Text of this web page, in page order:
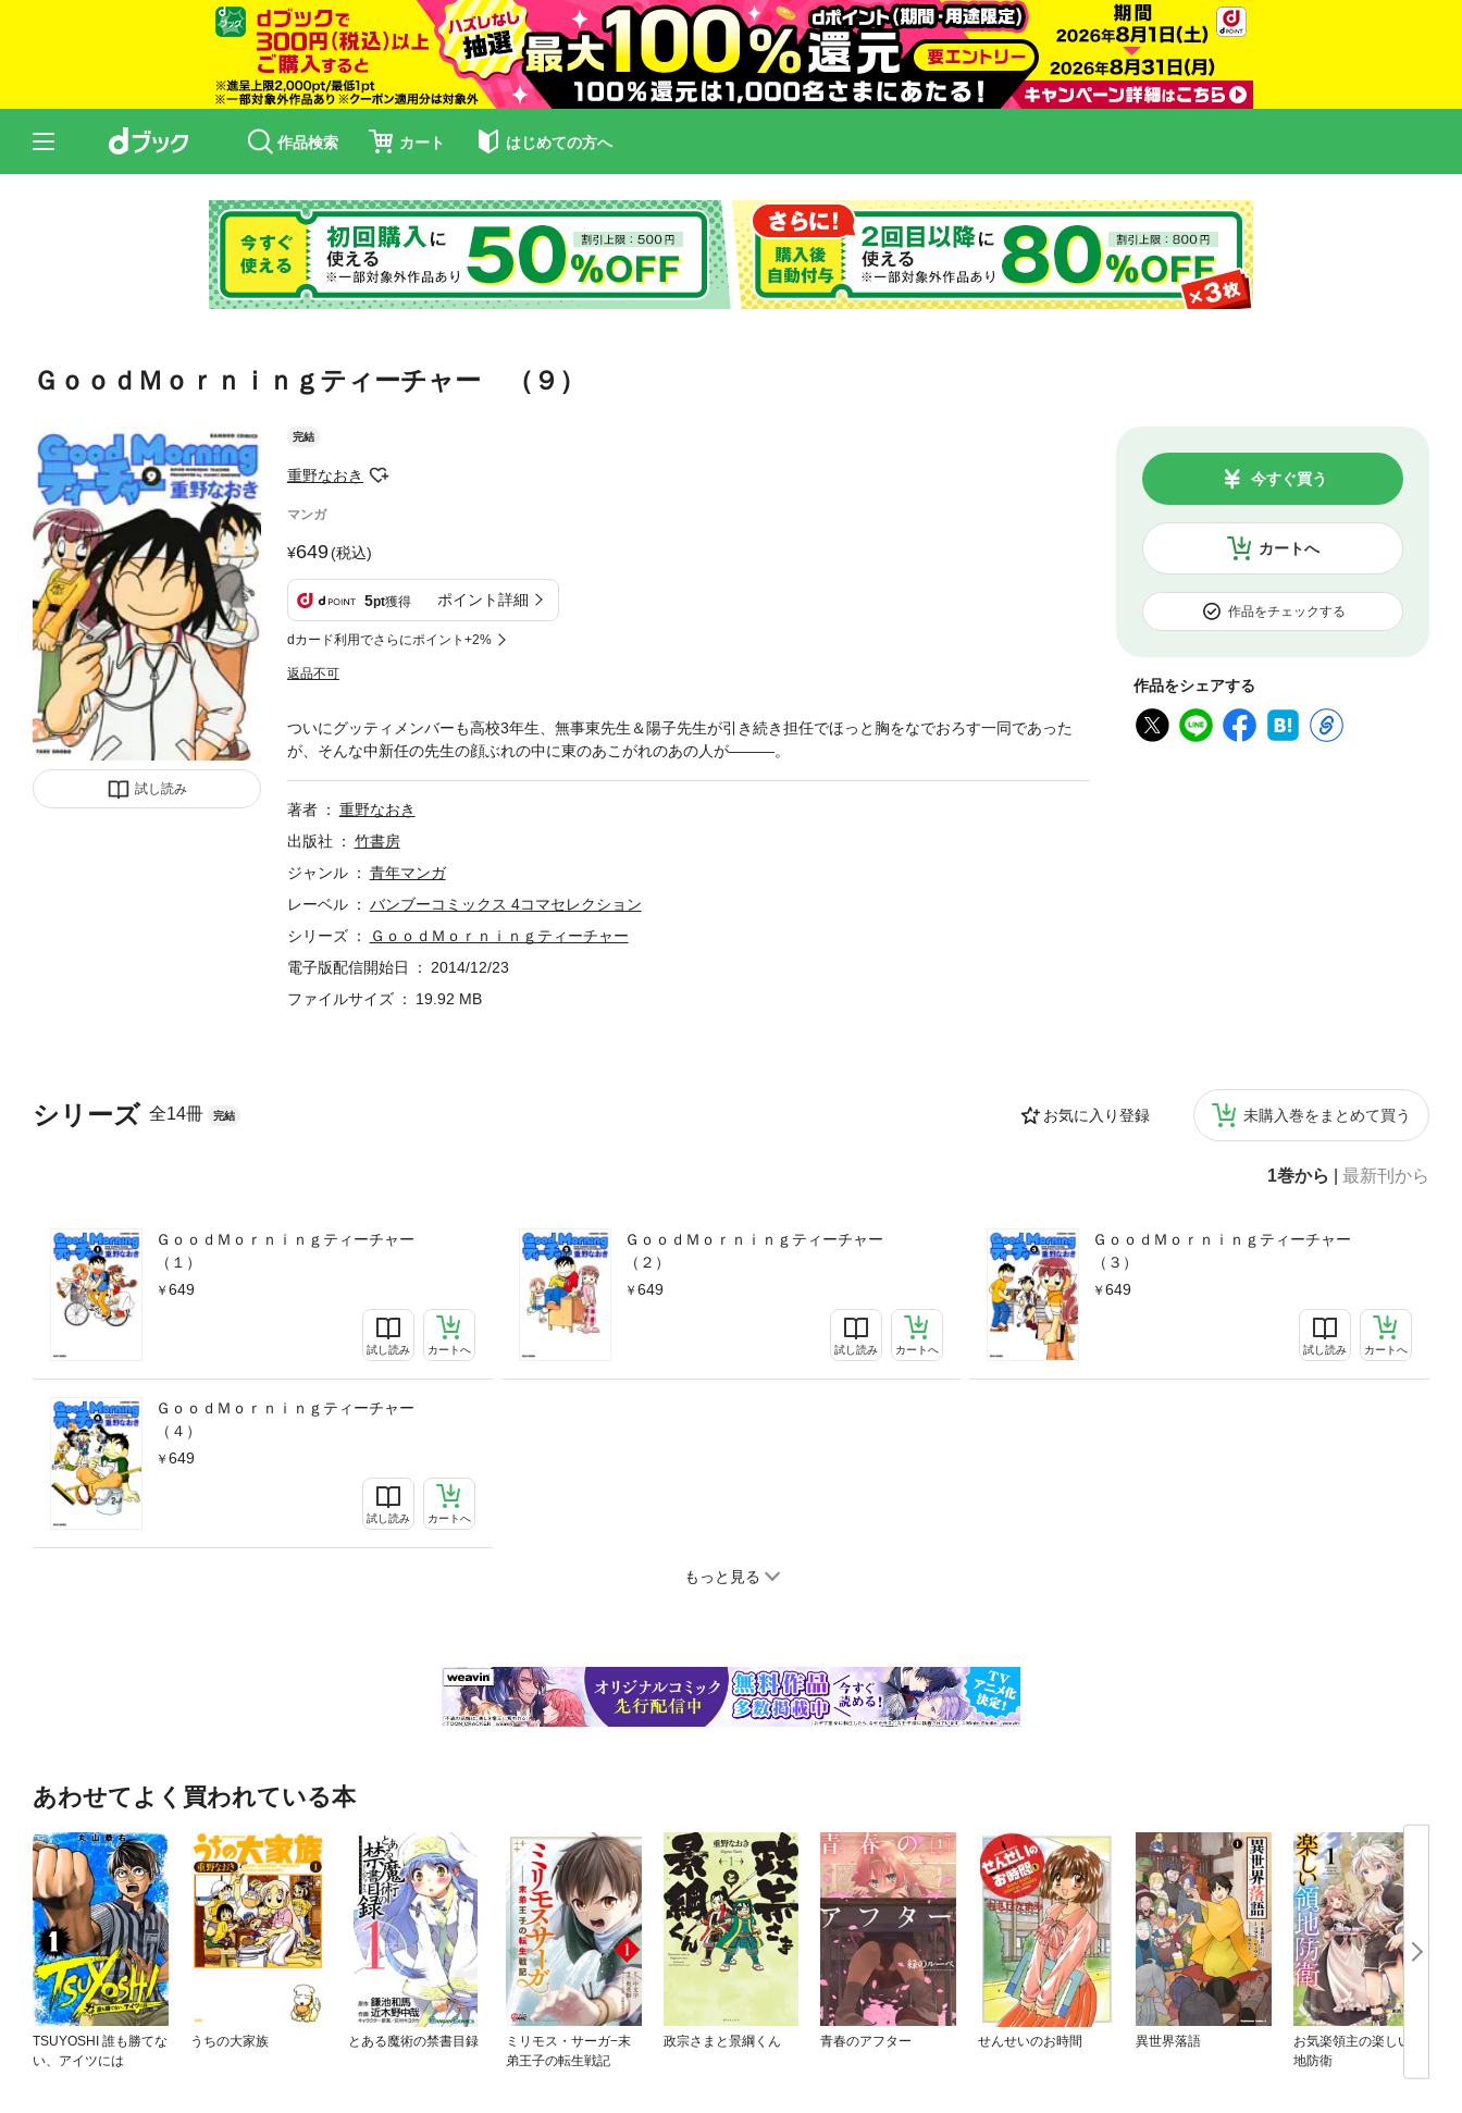
作品検索 カート はじめての方へ
ＧｏｏｄＭｏｒｎｉｎｇティーチャー （９）
試し読み
完結
重野なおき
マンガ
649(税込)
5pt獲得 ポイント詳細
dカード利用でさらにポイント+2%
返品不可
カートへ
今すぐ買う
作品をチェックする
作品をシェアする
シリーズ 全14冊 完結 お気に入り登録 未購入巻をまとめて買う
1巻から 最新刊から
ＧｏｏｄＭｏｒｎｉｎｇティーチャー
（１）
649
試し読み カートへ
ＧｏｏｄＭｏｒｎｉｎｇティーチャー
（２）
649
試し読み カートへ
ＧｏｏｄＭｏｒｎｉｎｇティーチャー
（３）
649
試し読み カートへ
ＧｏｏｄＭｏｒｎｉｎｇティーチャー
（４）
649
試し読み カートへ
もっと見る
ついにグッティメンバーも高校3年生、無事東先生＆陽子先生が引き続き担任でほっと胸をなでおろす一同であった
が、そんな中新任の先生の顔ぶれの中に東のあこがれのあの人が―――。
著者
重野なおき
出版社
竹書房
ジャンル
青年マンガ
レーベル
バンブーコミックス 4コマセレクション
シリーズ
ＧｏｏｄＭｏｒｎｉｎｇティーチャー
電子版配信開始日
2014/12/23
ファイルサイズ
19.92 MB
あわせてよく買われている本
TSUYOSHI 誰も勝てな
い、アイツには
うちの大家族 とある魔術の禁書目録
ミリモス・サーガ−末
弟王子の転生戦記
政宗さまと景綱くん 青春のアフター せんせいのお時間 異世界落語
お気楽領主の楽しい領
地防衛